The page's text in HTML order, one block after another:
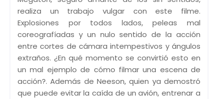
realiza un trabajo vulgar con este filme.
Explosiones por todos lados, peleas mal
coreografíadas y un nulo sentido de la acción
entre cortes de cámara intempestivos y ángulos
extraños. ¿En qué momento se convirtió esto en
un mal ejemplo de cómo filmar una escena de
acción?. Además de Neeson, quien ya demostró
que puede evitar la caída de un avión, entrenar a